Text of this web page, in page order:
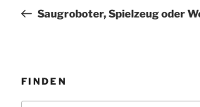
Beitrag
Saugroboter, Spielzeug oder
FINDEN